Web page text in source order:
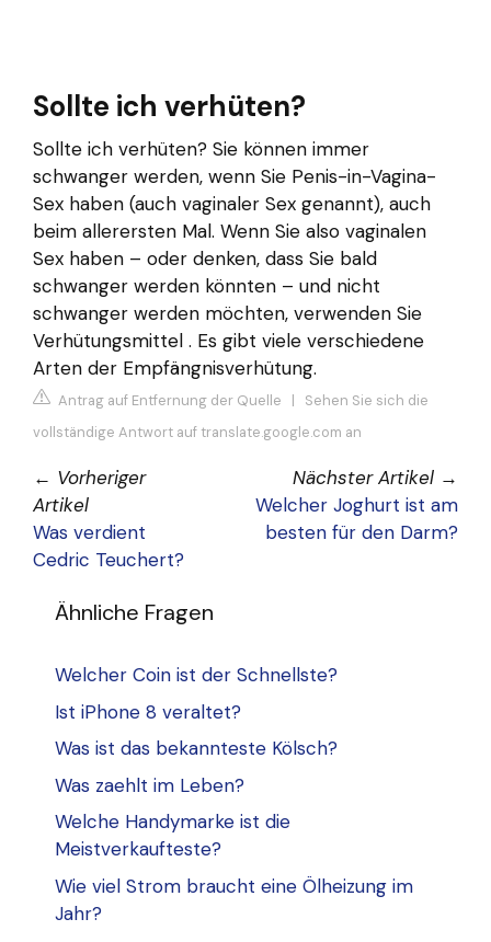
Sollte ich verhüten?
Sollte ich verhüten? Sie können immer
schwanger werden, wenn Sie Penis-in-Vagina-
Sex haben (auch vaginaler Sex genannt), auch
beim allerersten Mal. Wenn Sie also vaginalen
Sex haben – oder denken, dass Sie bald
schwanger werden könnten – und nicht
schwanger werden möchten, verwenden Sie
Verhütungsmittel . Es gibt viele verschiedene
Arten der Empfängnisverhütung.
Antrag auf Entfernung der Quelle | Sehen Sie sich die
vollständige Antwort auf translate.google.com an
← Vorheriger
Artikel
Was verdient
Cedric Teuchert?
Nächster Artikel →
Welcher Joghurt ist am
besten für den Darm?
Ähnliche Fragen
Welcher Coin ist der Schnellste?
Ist iPhone 8 veraltet?
Was ist das bekannteste Kölsch?
Was zaehlt im Leben?
Welche Handymarke ist die
Meistverkaufteste?
Wie viel Strom braucht eine Ölheizung im
Jahr?